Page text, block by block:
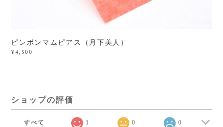
ピンポンマムピアス（月下美人）
¥4,500
ショップの評価
すべて 1 0 0